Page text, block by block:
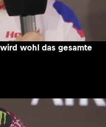
wohl das gesamte